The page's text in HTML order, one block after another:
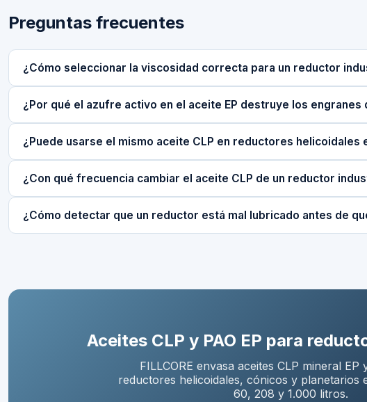
Preguntas frecuentes
¿Cómo seleccionar la viscosidad correcta para un reductor
¿Por qué el azufre activo en el aceite EP destruye los engranes
¿Puede usarse el mismo aceite CLP en reductores helicoidales
¿Con qué frecuencia cambiar el aceite CLP de un reductor
¿Cómo detectar que un reductor está mal lubricado antes de
Aceites CLP y PAO EP para
FILLCORE envasa aceites CLP mineral EP
reductores helicoidales, cónicos y planetarios
60, 208 y 1.000 litros.